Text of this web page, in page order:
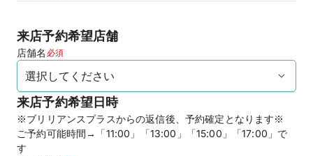
来店予約希望店舗
店舗名 必須
来店予約希望日時
※ブリリアンスプラスからの返信後、予約確定となります※
ご予約可能時間→「11:00」「13:00」「15:00」「17:00」で
す